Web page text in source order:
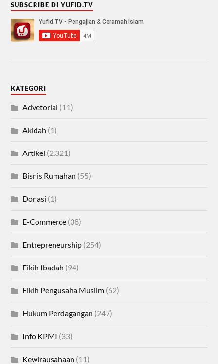
SUBSCRIBE DI YUFID.TV
KATEGORI
Advetorial (11)
Akidah (1)
Artikel (2,321)
Bisnis Rumahan (55)
Donasi (1)
E-Commerce (38)
Entrepreneurship (254)
Fikih Ibadah (94)
Fikih Pengusaha Muslim (62)
Hukum Perdagangan (247)
Info KPMI (33)
Kewirausahaan (11)